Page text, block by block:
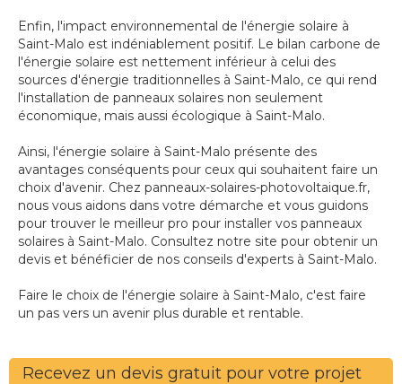
Enfin, l'impact environnemental de l'énergie solaire à
Saint-Malo est indéniablement positif. Le bilan carbone de
l'énergie solaire est nettement inférieur à celui des
sources d'énergie traditionnelles à Saint-Malo, ce qui rend
l'installation de panneaux solaires non seulement
économique, mais aussi écologique à Saint-Malo.
Ainsi, l'énergie solaire à Saint-Malo présente des
avantages conséquents pour ceux qui souhaitent faire un
choix d'avenir. Chez panneaux-solaires-photovoltaique.fr,
nous vous aidons dans votre démarche et vous guidons
pour trouver le meilleur pro pour installer vos panneaux
solaires à Saint-Malo. Consultez notre site pour obtenir un
devis et bénéficier de nos conseils d'experts à Saint-Malo.
Faire le choix de l'énergie solaire à Saint-Malo, c'est faire
un pas vers un avenir plus durable et rentable.
Recevez un devis gratuit pour votre projet